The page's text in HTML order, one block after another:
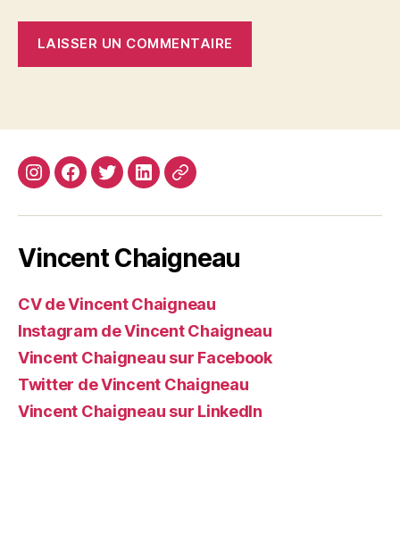
InstagramFacebook
TwitterLinkedin
Site
Vincent Chaigneau
CV de Vincent Chaigneau
Instagram de Vincent Chaigneau
Vincent Chaigneau sur Facebook
Twitter de Vincent Chaigneau
Vincent Chaigneau sur LinkedIn